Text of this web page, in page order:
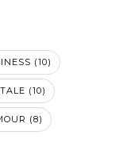
(10)
(10)
(8)